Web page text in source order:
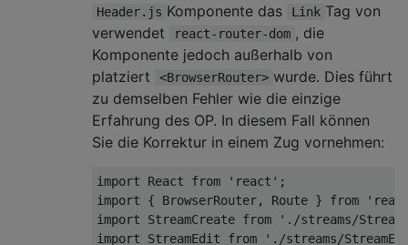
Header.js Komponente das Link Tag von
verwendet
react-router-dom , die
Komponente jedoch außerhalb von
platziert
<BrowserRouter> wurde. Dies führt
zu demselben Fehler wie die einzige
Erfahrung des OP. In diesem Fall können
Sie die Korrektur in einem Zug vornehmen:
import React from 'react'
import { BrowserRouter, Route } from
import StreamCreate from
'./streams/
import StreamEdit from './streams/